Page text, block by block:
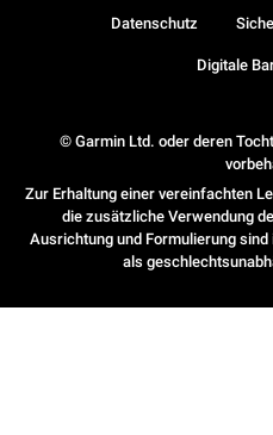
© Garmin Ltd. oder deren
Zur Erhaltung einer vereinfachten
die zusätzliche Verwendung
Ausrichtung und Formulierung
als
Datenschutz
Digitale